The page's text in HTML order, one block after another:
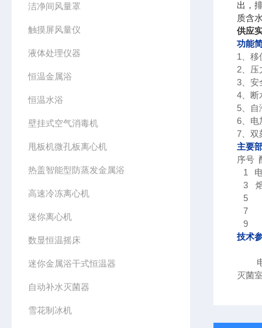
洁净间风量罩
触摸屏风量仪
液体处理仪器
恒温金属浴
恒温水浴
壁挂式空气消毒机
甩板机微孔板离心机
热盖智能型防蒸发金属浴
高速冷冻离心机
迷你离心机
数显恒温摇床
迷你金属浴干式恒温器
自动补水灭菌器
雪花制冰机
出，
质含
供应
功能
1、
2、
3、安
4、断
5、
6、电
7、双
主要
序号
1
3
5
7
9
技术
灭菌